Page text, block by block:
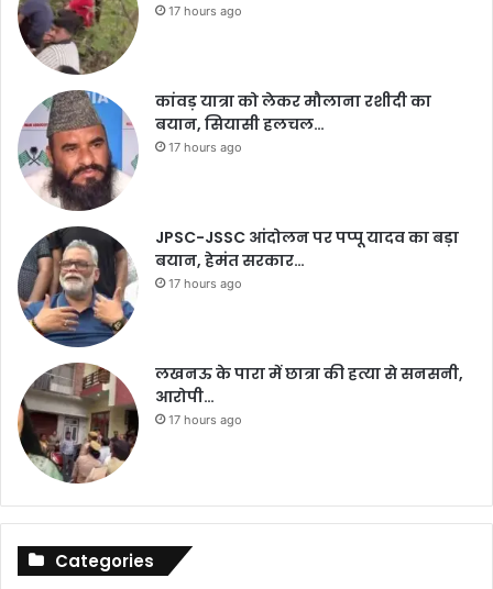
17 hours ago
कांवड़ यात्रा को लेकर मौलाना रशीदी का
बयान, सियासी हलचल…
17 hours ago
JPSC-JSSC आंदोलन पर पप्पू यादव का बड़ा
बयान, हेमंत सरकार…
17 hours ago
लखनऊ के पारा में छात्रा की हत्या से सनसनी,
आरोपी…
17 hours ago
Categories